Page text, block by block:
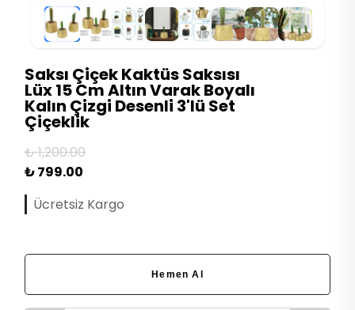
Saksı Çiçek Kaktüs Saksısı
Lüx 15 Cm Altın Varak Boyalı
Kalın Çizgi Desenli 3'lü Set
Çiçeklik
₺ 1,200.00
₺ 799.00
Ücretsiz Kargo
Hemen Al